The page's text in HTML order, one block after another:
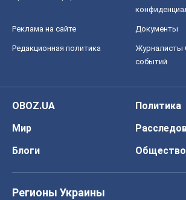
Реклама на сайте Документы
Редакционная политика
Журналисты
событий
OBOZ.UA
Политика
Мир
Блоги
Общество
Регионы Украины